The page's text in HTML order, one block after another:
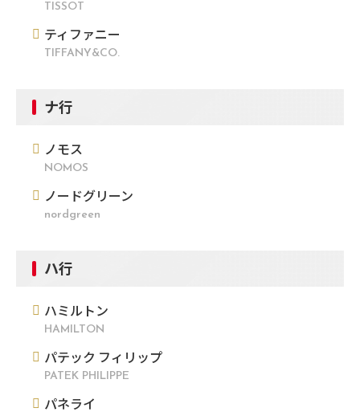
TISSOT
ティファニー
TIFFANY&CO.
ナ行
ノモス
NOMOS
ノードグリーン
nordgreen
ハ行
ハミルトン
HAMILTON
パテック フィリップ
PATEK PHILIPPE
パネライ